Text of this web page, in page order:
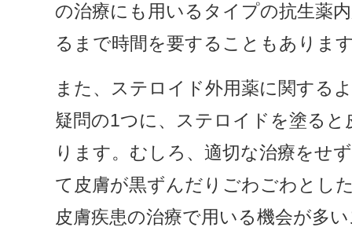
の治療にも用いるタイプの抗生薬
るまで時間を要することもありま
また、ステロイド外用薬に関する
疑問の1つに、ステロイドを塗る
ります。むしろ、適切な治療をせ
て皮膚が黒ずんだりごわごわとし
皮膚疾患の治療で用いる機会が多